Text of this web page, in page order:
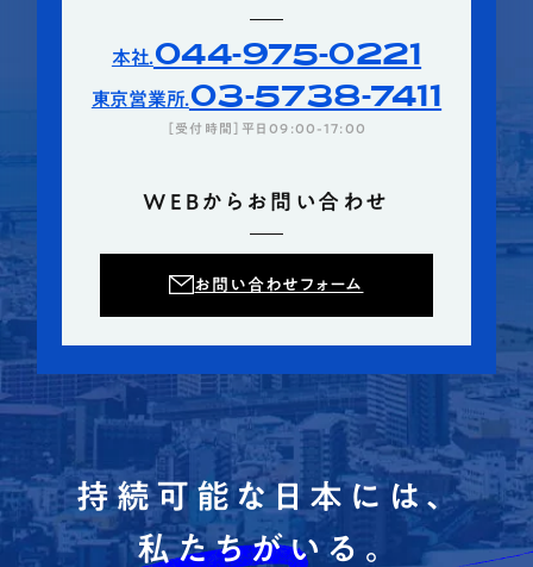
本社.044-975-0221
東京営業所.03-5738-7411
［受付時間］平日09:00-17:00
WEBからお問い合わせ
お問い合わせフォーム
持続可能な日本には、
私たちがいる。